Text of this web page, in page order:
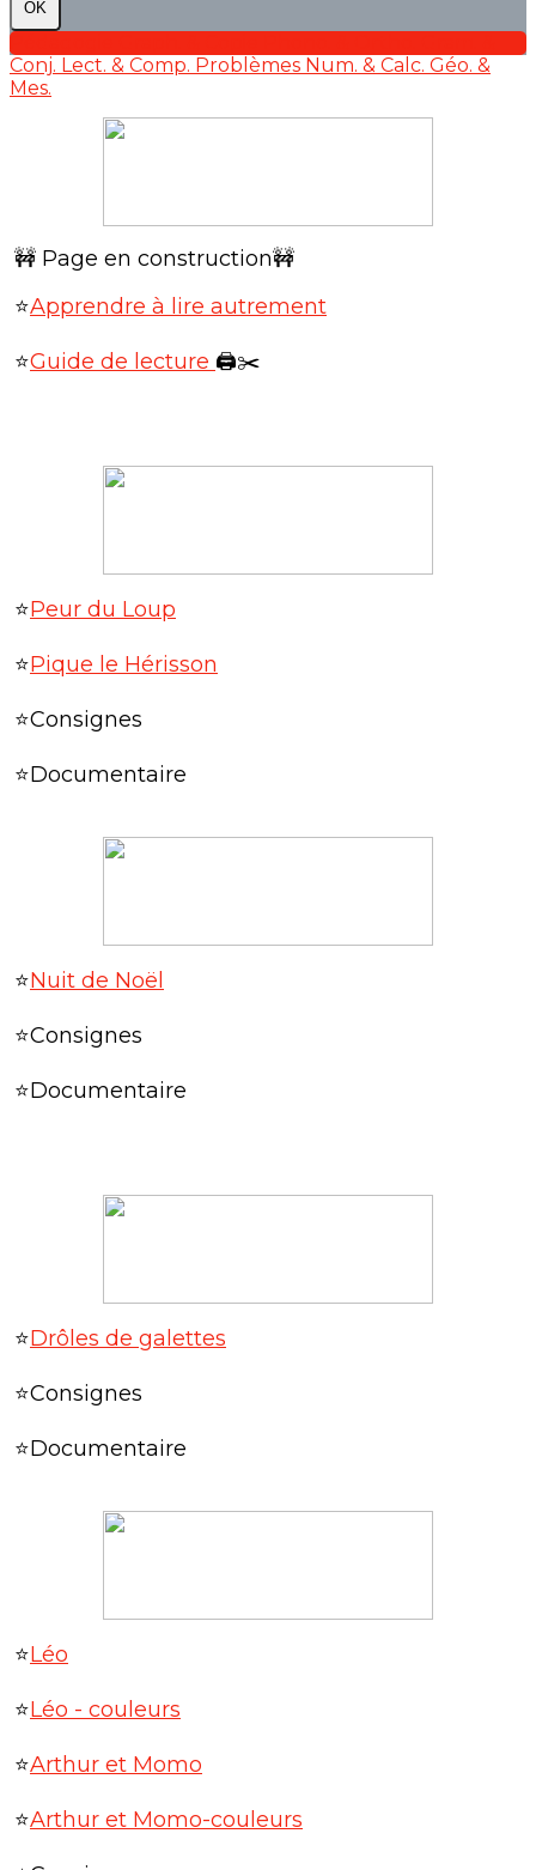
OK
Pédagogie
Conj. Lect. & Comp. Problèmes Num. & Calc. Géo. &
Mes.
🚧 Page en construction🚧
⭐Apprendre à lire autrement
⭐Guide de lecture 🖨️✂️
⭐Peur du Loup
⭐Pique le Hérisson
⭐Consignes
⭐Documentaire
⭐Nuit de Noël
⭐Consignes
⭐Documentaire
⭐Drôles de galettes
⭐Consignes
⭐Documentaire
⭐Léo
⭐Léo - couleurs
⭐Arthur et Momo
⭐Arthur et Momo-couleurs